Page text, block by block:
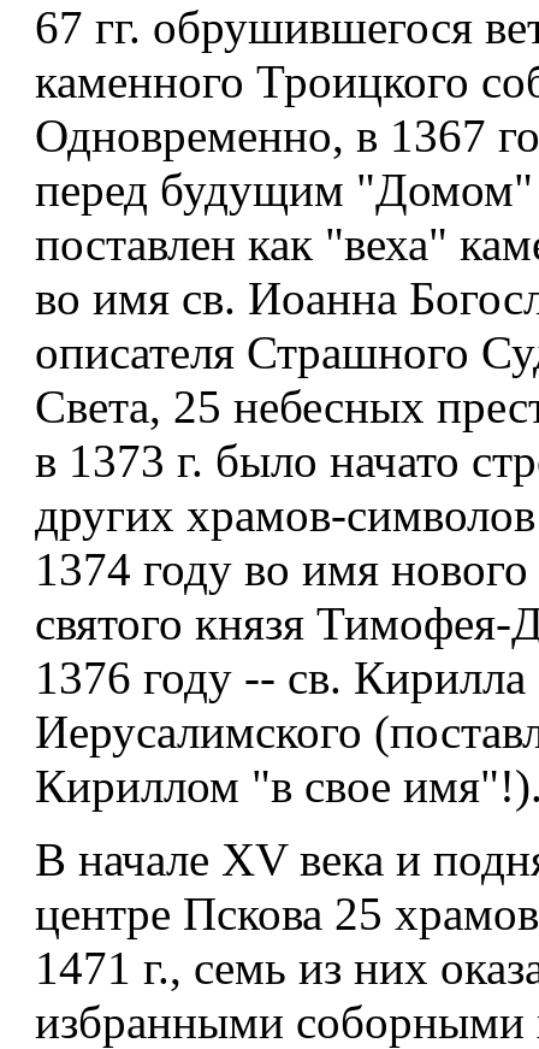
67 гг. обрушившегося
каменного Троицкого
Одновременно, в 1367
перед будущим
поставлен как "веха"
во имя св. Иоанна
описателя Страшного
Света, 25 небесных
в 1373 г. было начато
других храмов-
1374 году во имя нового
святого князя Тимофея-
1376 году -- св. Кирилла
Иерусалимского
Кириллом "в свое
В начале XV века и
центре Пскова 25
1471 г., семь из них
избранными соборными